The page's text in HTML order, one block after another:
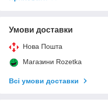
Умови доставки
Нова Пошта
Магазини Rozetka
Всі умови доставки